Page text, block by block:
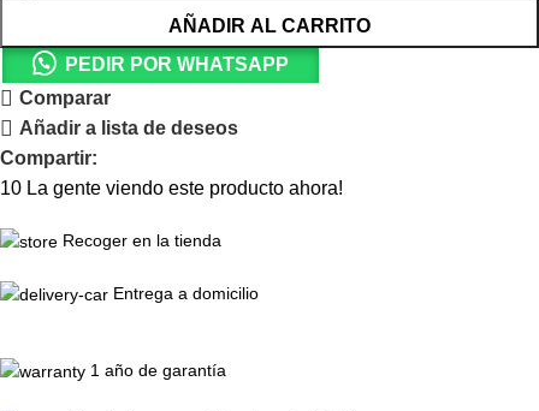
AÑADIR AL CARRITO
PEDIR POR WHATSAPP
Comparar
Añadir a lista de deseos
Compartir:
10 La gente viendo este producto ahora!
Recoger en la tienda
Entrega a domicilio
1 año de garantía